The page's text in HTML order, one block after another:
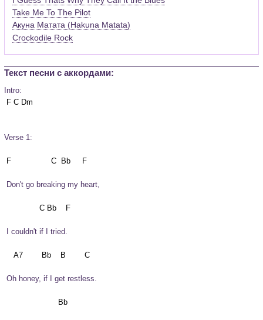
Take Me To The Pilot
Акуна Матата (Hakuna Matata)
Crockodile Rock
Текст песни c аккордами:
Intro:
Verse 1:
Don't go breaking my heart,
I couldn't if I tried.
Oh honey, if I get restless.